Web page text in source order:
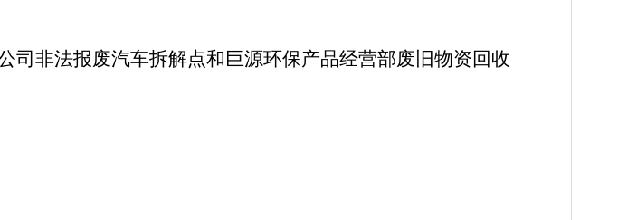
司非法报废汽车拆解点和巨源环保产品经营部废旧物资回收